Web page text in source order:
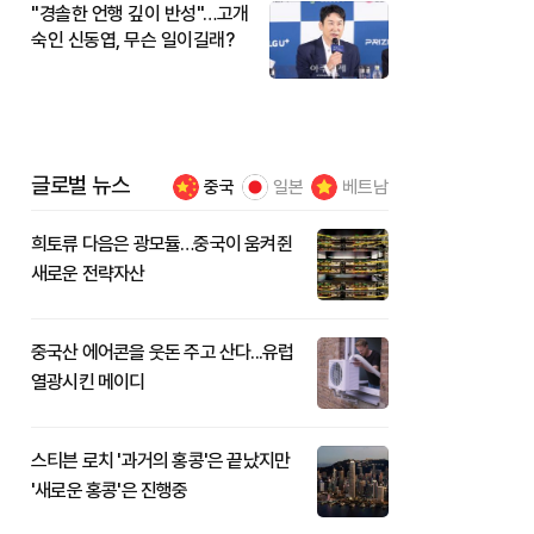
"경솔한 언행 깊이 반성"…고개
숙인 신동엽, 무슨 일이길래?
글로벌 뉴스 중국 일본 베트남
희토류 다음은 광모듈…중국이 움켜쥔
새로운 전략자산
중국산 에어콘을 웃돈 주고 산다...유럽
열광시킨 메이디
스티븐 로치 '과거의 홍콩'은 끝났지만
'새로운 홍콩'은 진행중